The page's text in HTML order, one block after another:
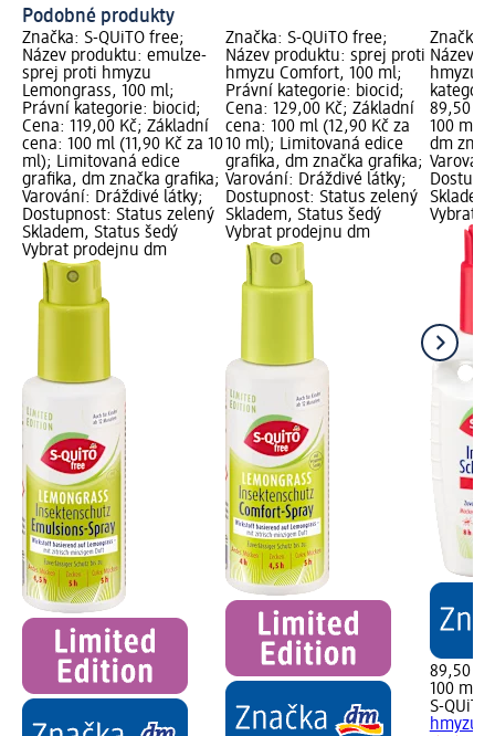
Podobné produkty
Značka: S-QUiTO free;
Název produktu: emulze-
sprej proti hmyzu
Lemongrass, 100 ml;
Právní kategorie: biocid;
Cena: 119,00 Kč; Základní
cena: 100 ml (11,90 Kč za 10
ml); Limitovaná edice
grafika, dm značka grafika;
Varování: Dráždivé látky;
Dostupnost: Status zelený
Skladem, Status šedý
Vybrat prodejnu dm
Značka: S-QUiTO free;
Název produktu: sprej proti
hmyzu Comfort, 100 ml;
Právní kategorie: biocid;
Cena: 129,00 Kč; Základní
cena: 100 ml (12,90 Kč za
10 ml); Limitovaná edice
grafika, dm značka grafika;
Varování: Dráždivé látky;
Dostupnost: Status zelený
Skladem, Status šedý
Vybrat prodejnu dm
Značka:
Název
hmyzu,
89,50
100 ml
dm
Vybrat
89,50 Kč
100 ml
S-
hmyzu,